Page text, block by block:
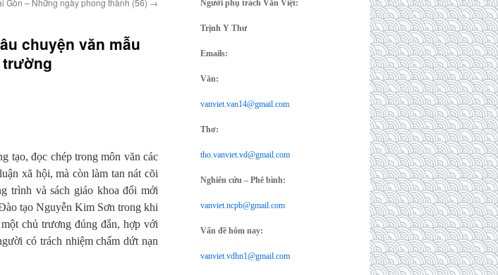
Gòn – Những ngày phong thành (56) →
chuyện văn mẫu
trường
tạo, đọc chép trong môn văn các
xã hội, mà còn làm tan nát cõi
trình và sách giáo khoa đổi mới
tạo Nguyễn Kim Sơn trong khi
chủ trương đúng đắn, hợp với
có trách nhiệm chấm dứt nạn
Người phụ trách Văn Việt:
Trịnh Y Thư
Emails:
Văn:
vanviet.van14@gmail.com
Thơ:
tho.vanviet.vd@gmail.com
Nghiên cứu – Phê bình:
vanviet.ncpb@gmail.com
Vấn đề hôm nay:
vanviet.vdhn1@gmail.com